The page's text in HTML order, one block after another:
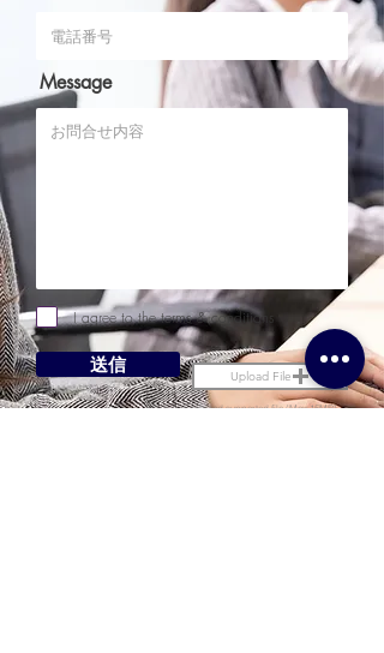
Message
I agree to the terms & conditions
送信
Upload File
Upload supported file (Max 15MB)